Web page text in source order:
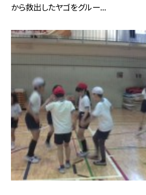
から救出したヤゴをグルー...